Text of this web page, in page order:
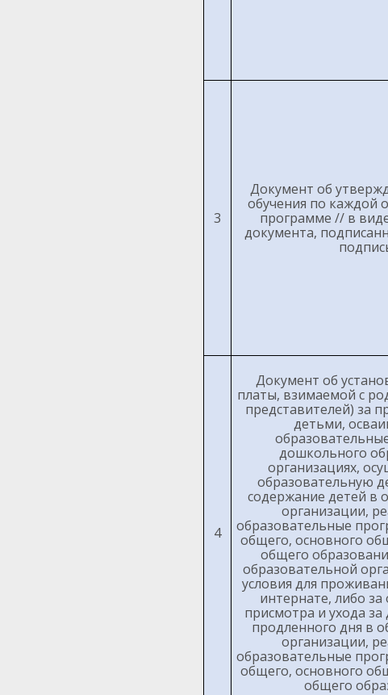
3
Документ об
обучения по каждой
программе // в
документа,
4
Документ об
платы, взимаемой с
представителей) за
детьми,
дошкольного
организациях,
образовательную
содержание детей в
организации,
образовательные
общего, основного
общего
образовательной
условия для
интернате, либо
присмотра и ухода
продленного дня в
организации,
образовательные
общего, основного
общего